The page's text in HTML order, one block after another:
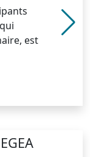
est
est